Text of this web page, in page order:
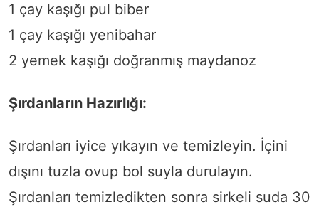
1 çay kaşığı pul biber
1 çay kaşığı yenibahar
2 yemek kaşığı doğranmış maydanoz
Şırdanların Hazırlığı:
Şırdanları iyice yıkayın ve temizleyin. İçini
dışını tuzla ovup bol suyla durulayın.
Şırdanları temizledikten sonra sirkeli suda 30